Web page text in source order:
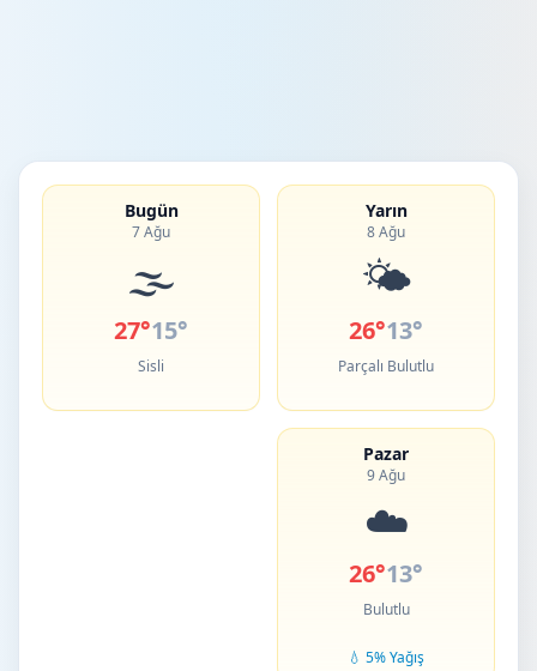
Bugün
7 Ağu
🌫️
27°15°
Sisli
Yarın
8 Ağu
🌤️
26°13°
Parçalı Bulutlu
Pazar
9 Ağu
☁️
26°13°
Bulutlu
💧 5% Yağış